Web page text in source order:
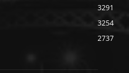
3291
3254
2737